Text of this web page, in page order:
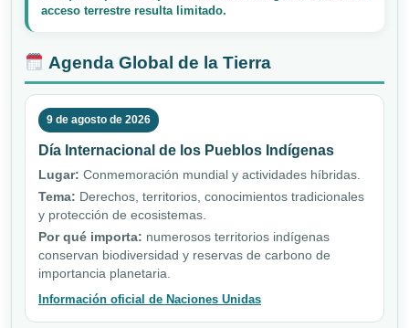
acceso terrestre resulta limitado.
Agenda Global de la Tierra
9 de agosto de 2026
Día Internacional de los Pueblos Indígenas
Lugar: Conmemoración mundial y actividades híbridas.
Tema: Derechos, territorios, conocimientos tradicionales
y protección de ecosistemas.
Por qué importa: numerosos territorios indígenas
conservan biodiversidad y reservas de carbono de
importancia planetaria.
Información oficial de Naciones Unidas